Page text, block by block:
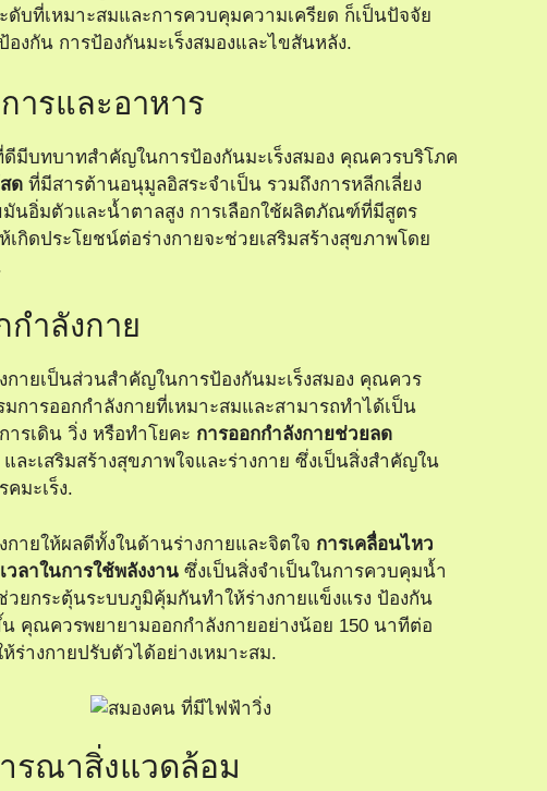
ดับที่เหมาะสมและการควบคุมความเครียด ก็เป็นปัจจัย
องกัน การป้องกันมะเร็งสมองและไขสันหลัง.
ารและอาหาร
มีบทบาทสำคัญในการป้องกันมะเร็งสมอง คุณควรบริโภค
ด ที่มีสารต้านอนุมูลอิสระจำเป็น รวมถึงการหลีกเลี่ยง
นอิ่มตัวและน้ำตาลสูง การเลือกใช้ผลิตภัณฑ์ที่มีสูตร
เกิดประโยชน์ต่อร่างกายจะช่วยเสริมสร้างสุขภาพโดย
กำลังกาย
กายเป็นส่วนสำคัญในการป้องกันมะเร็งสมอง คุณควร
มการออกกำลังกายที่เหมาะสมและสามารถทำได้เป็น
ารเดิน วิ่ง หรือทำโยคะ การออกกำลังกายช่วยลด
และเสริมสร้างสุขภาพใจและร่างกาย ซึ่งเป็นสิ่งสำคัญใน
คมะเร็ง.
กายให้ผลดีทั้งในด้านร่างกายและจิตใจ การเคลื่อนไหว
วลาในการใช้พลังงาน ซึ่งเป็นสิ่งจำเป็นในการควบคุมน้ำ
วยกระตุ้นระบบภูมิคุ้มกันทำให้ร่างกายแข็งแรง ป้องกัน
คุณควรพยายามออกกำลังกายอย่างน้อย 150 นาทีต่อ
ร่างกายปรับตัวได้อย่างเหมาะสม.
รณาสิ่งแวดล้อม